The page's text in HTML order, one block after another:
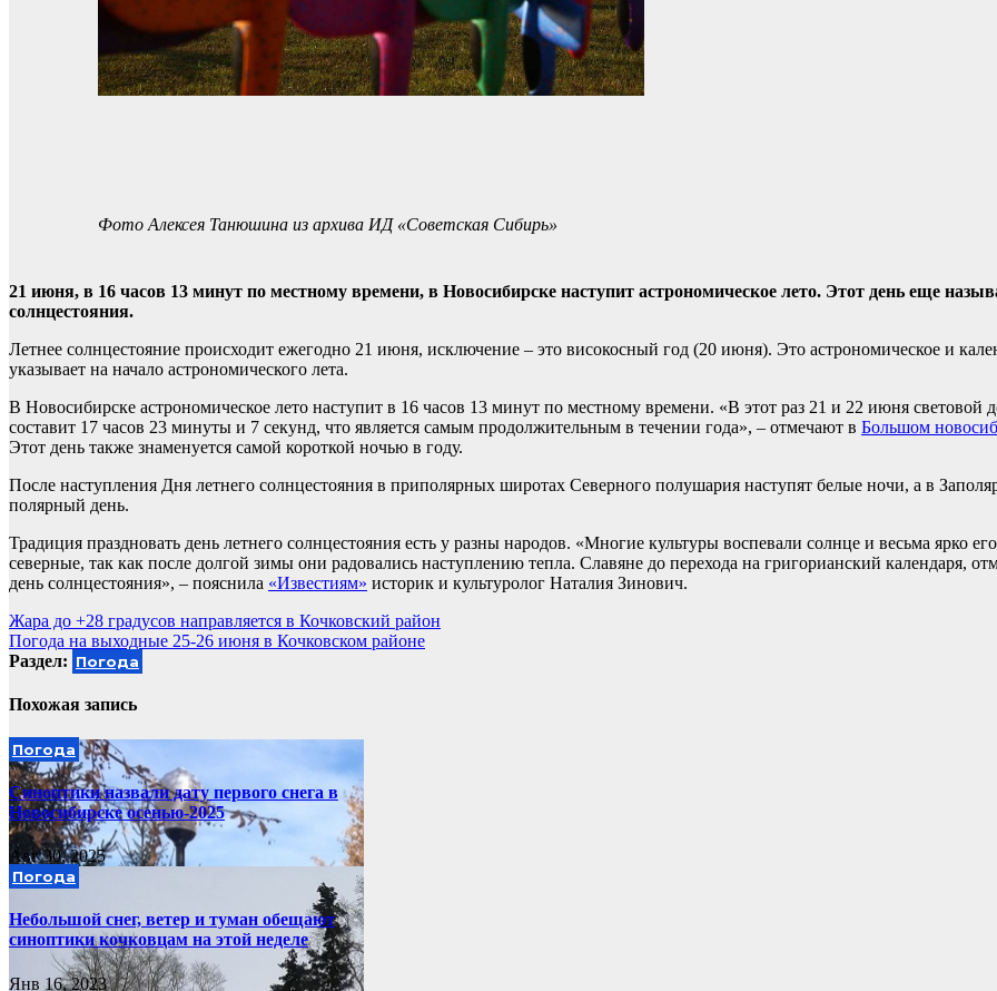
Фото Алексея Танюшина из архива ИД «Советская Сибирь»
21 июня, в 16 часов 13 минут по местному времени, в Новосибирске наступит астрономическое лето. Этот день еще
солнцестояния.
Летнее солнцестояние происходит ежегодно 21 июня, исключение – это високосный год (20 июня). Это астрономическое и
указывает на начало астрономического лета.
В Новосибирске астрономическое лето наступит в 16 часов 13 минут по местному времени. «В этот раз 21 и 22 июня световой
составит 17 часов 23 минуты и 7 секунд, что является самым продолжительным в течении года», – отмечают в Большом
Этот день также знаменуется самой короткой ночью в году.
После наступления Дня летнего солнцестояния в приполярных широтах Северного полушария наступят белые ночи, а в
полярный день.
Традиция праздновать день летнего солнцестояния есть у разны народов. «Многие культуры воспевали солнце и весьма ярко
северные, так как после долгой зимы они радовались наступлению тепла. Славяне до перехода на григорианский календаря,
день солнцестояния», – пояснила «Известиям» историк и культуролог Наталия Зинович.
Навигация
по
Жара до +28 градусов направляется в Кочковский район
Погода на выходные 25-26 июня в Кочковском районе
Раздел: Погода
Похожая запись
Погода
Синоптики назвали дату первого снега в
Новосибирске осенью-2025
Авг 30, 2025
Погода
Небольшой снег, ветер и туман обещают
синоптики кочковцам на этой неделе
Янв 16, 2023